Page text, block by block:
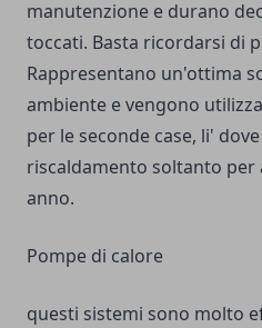
manutenzione e durano
toccati. Basta ricordarsi di
Rappresentano un'ottima
ambiente e vengono
per le seconde case, li'
riscaldamento soltanto
anno.
Pompe di calore
questi sistemi sono molto